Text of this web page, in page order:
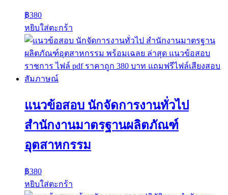
฿380
หยิบใส่ตะกร้า
แนวข้อสอบ นักจัดการงานทั่วไป
สำนักงานมาตรฐานผลิตภัณฑ์
อุตสาหกรรม
฿380
หยิบใส่ตะกร้า